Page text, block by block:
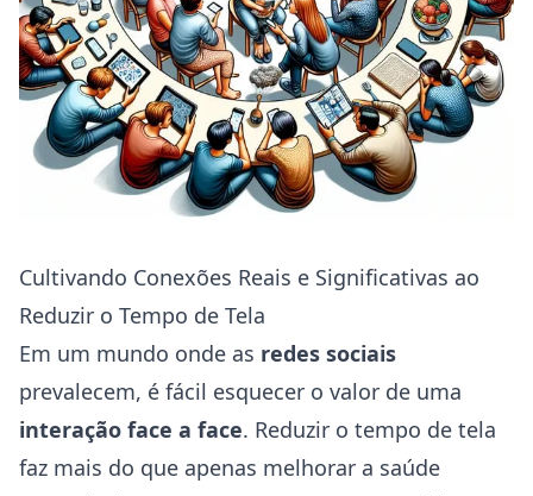
Cultivando Conexões Reais e Significativas ao
Reduzir o Tempo de Tela
Em um mundo onde as redes sociais
prevalecem, é fácil esquecer o valor de uma
interação face a face. Reduzir o tempo de tela
faz mais do que apenas melhorar a saúde